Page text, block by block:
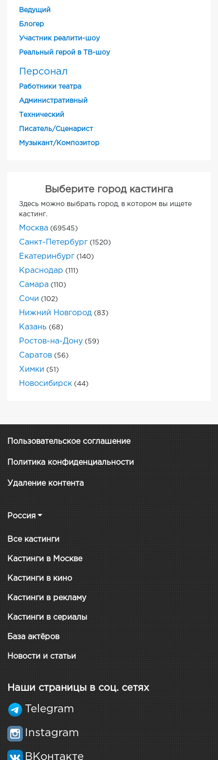
Ведущий
Блогер
Участник реалити-шоу
Реальный герой в ТВ-шоу
Персонал
Работники театра
Административный
Технический
Писатель/Сценарист
Музыкант/Композитор
Выберите город кастинга
Здесь можно выбрать город, в котором вы ищете
кастинг.
Москва (69545)
Санкт-Петербург (1520)
Екатеринбург (140)
Краснодар (111)
Самара (110)
Сочи (102)
Нижний Новгород (83)
Казань (68)
Ростов-на-Дону (59)
Саратов (56)
Химки (51)
Новосибирск (44)
Пользовательское соглашение
Политика конфиденциальности
Удаление контента
Россия
Все кастинги
Кастинги в Москве
Кастинги в кино
Кастинги в рекламу
Кастинги в сериалы
База актёров
Новости и статьи
Наши страницы в соц. сетях
Telegram
Instagram
ВКонтакте